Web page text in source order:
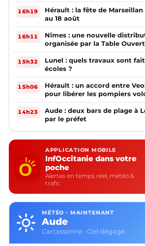
16h19
Hérault : la fête de
au 18 août
16h11
Nîmes : une nouvelle
organisée par la Table
15h32
Lunel : quels travaux sont
écoles ?
15h06
Hérault : un accord entre
pour libérer les pompiers
14h23
Aude : deux bars de plage à
par le préfet
APPLICATION MOBILE
InfOccitanie dans votre
poche
Alertes en temps réel, météo &
trafic
MÉTÉO · MAINTENANT
Aude
Carcassonne · Ciel dégagé